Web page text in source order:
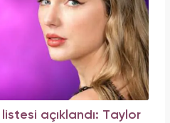
açıklandı: Taylor